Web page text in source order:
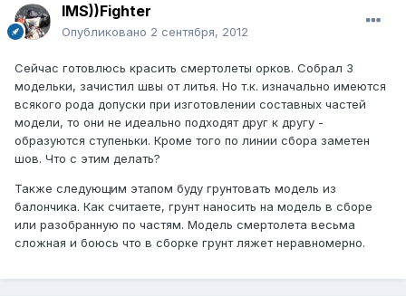
IMS))Fighter
Опубликовано 2 сентября, 2012
Сейчас готовлюсь красить смертолеты орков. Собрал 3
модельки, зачистил швы от литья. Но т.к. изначально имеются
всякого рода допуски при изготовлении составных частей
модели, то они не идеально подходят друг к другу -
образуются ступеньки. Кроме того по линии сбора заметен
шов. Что с этим делать?
Также следующим этапом буду грунтовать модель из
балончика. Как считаете, грунт наносить на модель в сборе
или разобранную по частям. Модель смертолета весьма
сложная и боюсь что в сборке грунт ляжет неравномерно.